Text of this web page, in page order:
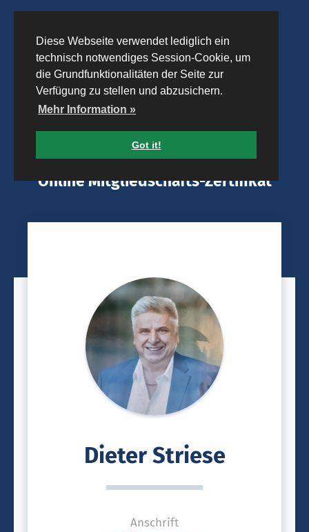
Diese Webseite verwendet lediglich ein
technisch notwendiges Session-Cookie, um
die Grundfunktionalitäten der Seite zur
Verfügung zu stellen und abzusichern.
Mehr Information »
Got it!
Online Mitgliedschafts-Zertifikat
Dieter Striese
Anschrift